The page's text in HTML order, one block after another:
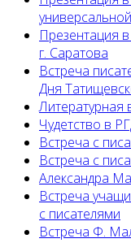
Презентация
г. Саратова
Встреча
Дня
Литературная
Чудетство в
Встреча с
Встреча с
Александра
Встреча
с писателями
Встреча Ф.